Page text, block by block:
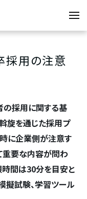
採用の注意
の採用に関する基
旋を通じた採用プ
に企業側が注意す
重要な内容が問わ
時間は30分を目安と
擬試験、学習ツール